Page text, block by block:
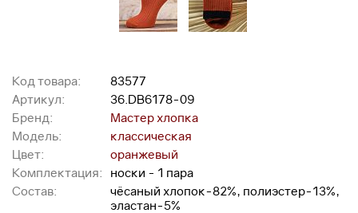
Код товара:
83577
Артикул:
36.DB6178-09
Бренд:
Мастер хлопка
Модель:
классическая
Цвет:
оранжевый
Комплектация:
носки - 1 пара
Состав:
чёсаный хлопок-82%, полиэстер-13%,
эластан-5%